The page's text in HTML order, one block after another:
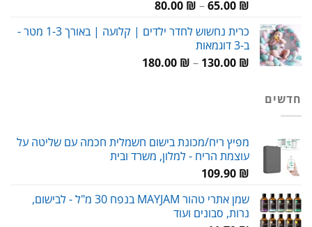
65.00 ₪
–
80.00 ₪
טווח
כרית נחשוש לחדר ילדים | קלועה | באורך 1-3 מטר -
ב-3 דוגמאות
130.00 ₪
–
180.00 ₪
חדשים
מפיץ ריח/מכונת בישום חשמלית חכמה עם שליטה על
עוצמת הריח - למלון, משרד ובית
109.90 ₪
שמן אתרי טהור MAYJAM בנפח 30 מ"ל - לבישום,
נרות, סבונים ועוד